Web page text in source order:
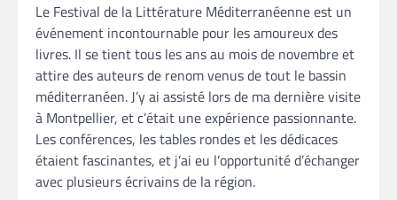
Le Festival de la Littérature Méditerranéenne est un
événement incontournable pour les amoureux des
livres. Il se tient tous les ans au mois de novembre et
attire des auteurs de renom venus de tout le bassin
méditerranéen. J’y ai assisté lors de ma dernière visite
à Montpellier, et c’était une expérience passionnante.
Les conférences, les tables rondes et les dédicaces
étaient fascinantes, et j’ai eu l’opportunité d’échanger
avec plusieurs écrivains de la région.